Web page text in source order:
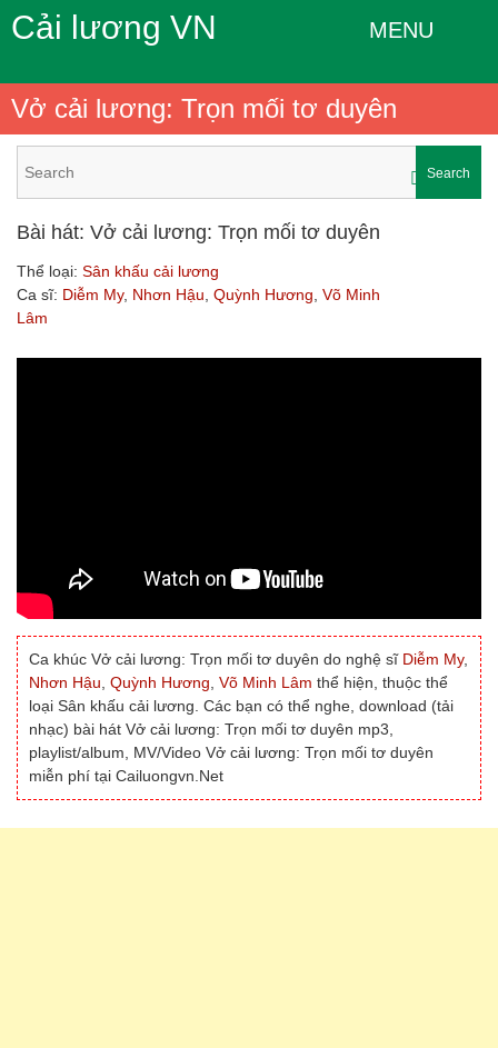
Cải lương VN MENU
Vở cải lương: Trọn mối tơ duyên
Search
Bài hát: Vở cải lương: Trọn mối tơ duyên
Thể loại: Sân khấu cải lương
Ca sĩ: Diễm My, Nhơn Hậu Quỳnh Hương Võ Minh
Lâm
Ca khúc Vở cải lương: Trọn mối tơ duyên do nghệ sĩ Diễm My,
Nhơn Hậu Quỳnh Hương Võ Minh Lâm thể hiện, thuộc thể
loại Sân khấu cải lương. Các bạn có thể nghe, download (tải
nhạc) bài hát Vở cải lương: Trọn mối tơ duyên mp3,
playlist/album, MV/Video Vở cải lương: Trọn mối tơ duyên
miễn phí tại Cailuongvn.Net